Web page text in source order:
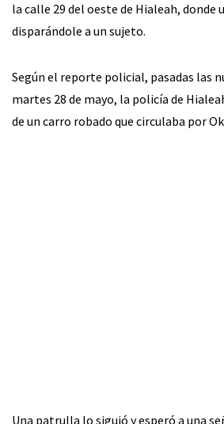
la calle 29 del oeste de Hialeah,
disparándole a un sujeto.
Según el reporte policial, pasadas las
martes 28 de mayo, la policía de
de un carro robado que circulaba por
Una patrulla lo siguió y esperó a una